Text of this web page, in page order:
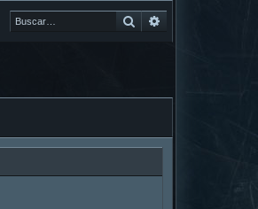
Buscar